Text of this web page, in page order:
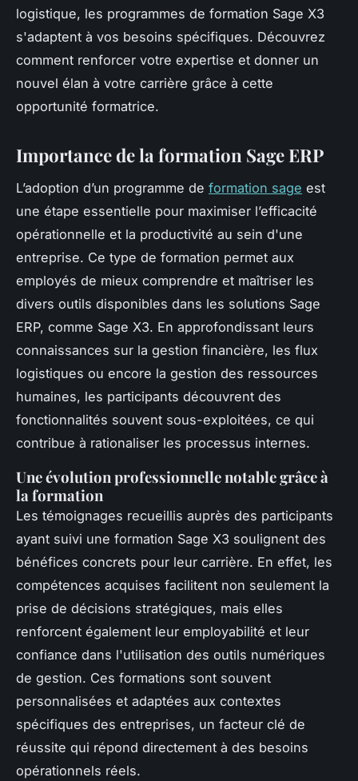
logistique, les programmes de formation Sage X3
s'adaptent à vos besoins spécifiques. Découvrez
comment renforcer votre expertise et donner un
nouvel élan à votre carrière grâce à cette
opportunité formatrice.
Importance de la formation Sage ERP
L’adoption d’un programme de formation sage est
une étape essentielle pour maximiser l’efficacité
opérationnelle et la productivité au sein d'une
entreprise. Ce type de formation permet aux
employés de mieux comprendre et maîtriser les
divers outils disponibles dans les solutions Sage
ERP, comme Sage X3. En approfondissant leurs
connaissances sur la gestion financière, les flux
logistiques ou encore la gestion des ressources
humaines, les participants découvrent des
fonctionnalités souvent sous-exploitées, ce qui
contribue à rationaliser les processus internes.
Une évolution professionnelle notable grâce à
la formation
Les témoignages recueillis auprès des participants
ayant suivi une formation Sage X3 soulignent des
bénéfices concrets pour leur carrière. En effet, les
compétences acquises facilitent non seulement la
prise de décisions stratégiques, mais elles
renforcent également leur employabilité et leur
confiance dans l'utilisation des outils numériques
de gestion. Ces formations sont souvent
personnalisées et adaptées aux contextes
spécifiques des entreprises, un facteur clé de
réussite qui répond directement à des besoins
opérationnels réels.